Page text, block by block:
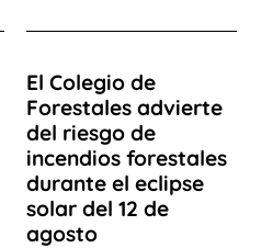
El Colegio de
Forestales advierte
del riesgo de
incendios forestales
durante el eclipse
solar del 12 de
agosto